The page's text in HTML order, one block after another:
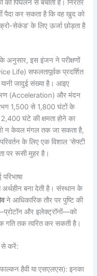
को पिघलने से बचाती है। निरंतर
पैदा कर सकता है कि वह खुद को
सेकंड’ के लिए ऊर्जा छोड़ता है
अनुसार, इस इंजन ने परीक्षणों
Life) सफलतापूर्वक प्रदर्शित
जादुई संख्या है। आइए
(Acceleration) और मंदन
1,500 से 1,800 घंटों के
घंटे की क्षमता होने का
न केवल मंगल तक जा सकता है,
के लिए एक विशाल ‘सेफ्टी
पर रूसी मुहर है।
अर्थहीन बना देती है। संस्थान के
ने आधिकारिक तौर पर पुष्टि की
और इलेक्ट्रॉनों—को
गति तक त्वरित कर सकती है।
से करें:
हैवी या एसएलएस): इनका